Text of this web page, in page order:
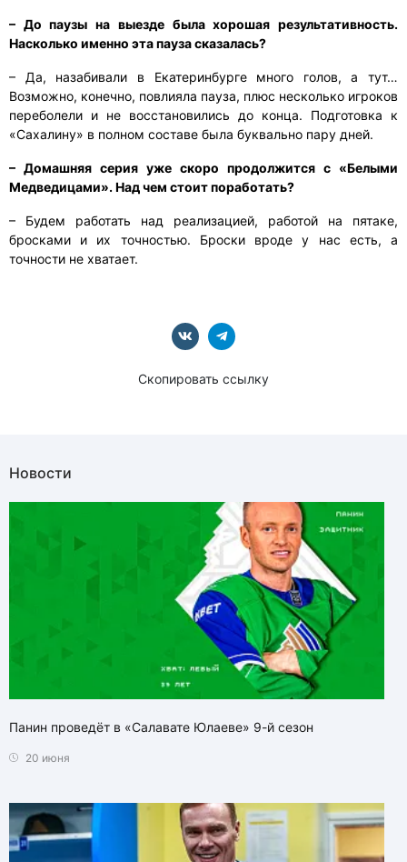
– До паузы на выезде была хорошая результативность.
Насколько именно эта пауза сказалась?
– Да, назабивали в Екатеринбурге много голов, а тут…
Возможно, конечно, повлияла пауза, плюс несколько игроков
переболели и не восстановились до конца. Подготовка к
«Сахалину» в полном составе была буквально пару дней.
– Домашняя серия уже скоро продолжится с «Белыми
Медведицами». Над чем стоит поработать?
– Будем работать над реализацией, работой на пятаке,
бросками и их точностью. Броски вроде у нас есть, а
точности не хватает.
Скопировать ссылку
Новости
Панин проведёт в «Салавате Юлаеве» 9-й сезон
20 июня